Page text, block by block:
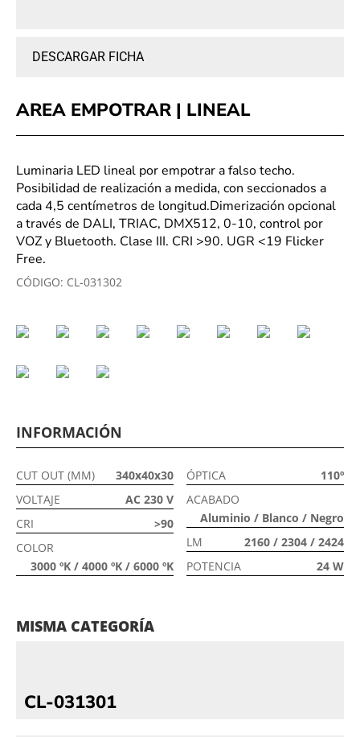
DESCARGAR FICHA
AREA EMPOTRAR | LINEAL
Luminaria LED lineal por empotrar a falso techo.
Posibilidad de realización a medida, con seccionados a
cada 4,5 centímetros de longitud.Dimerización opcional
a través de DALI, TRIAC, DMX512, 0-10, control por
VOZ y Bluetooth. Clase III. CRI >90. UGR <19 Flicker
Free.
CÓDIGO: CL-031302
INFORMACIÓN
CUT OUT (MM)
340x40x30
VOLTAJE
AC 230 V
CRI
>90
COLOR
3000 ºK / 4000 ºK / 6000 ºK
ÓPTICA
110º
ACABADO
Aluminio / Blanco / Negro
LM
2160 / 2304 / 2424
POTENCIA
24 W
MISMA CATEGORÍA
CL-031301